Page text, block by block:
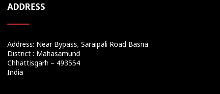
ADDRESS
Address: Near Bypass, Saraipali Road Basna
District : Mahasamund
Chhattisgarh – 493554
India